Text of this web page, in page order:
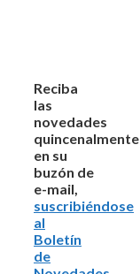
Reciba
las
novedades
quincenalmente
en su
buzón de
e-mail,
suscribiéndose
al
Boletín
de